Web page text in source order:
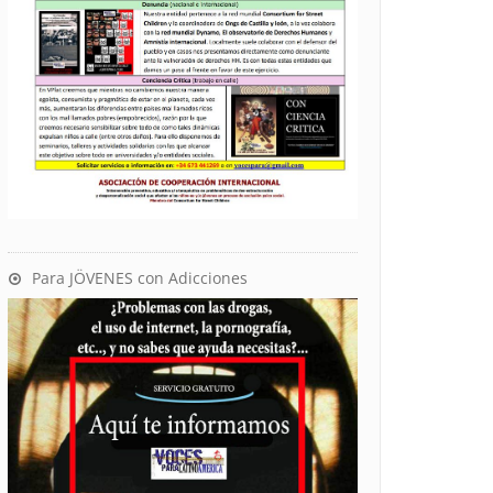
Para JÖVENES con Adicciones